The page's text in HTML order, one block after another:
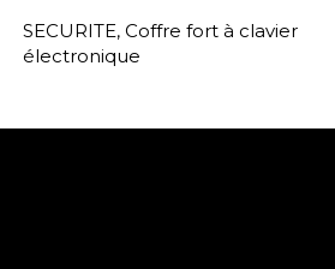
SECURITE, Coffre fort à clavier
électronique